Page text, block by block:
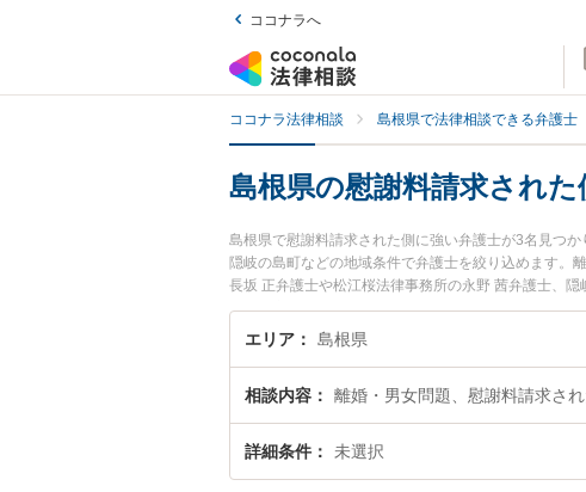
ココナラへ
ココナラ法律相談 島根県で法律相談できる弁護士
島根県の慰謝料請求され
島根県で慰謝料請求された側に強い弁護士が3名見つ
隠岐の島町などの地域条件で弁護士を絞り込めます。
長坂 正弁護士や松江桜法律事務所の永野 茜弁護士、
土日や夜間に発生した慰謝料請求された側のトラブル
無料で慰謝料請求された側を法律相談できる島根県内
エリア 島根県
相談内容 離婚・男女問題、慰謝料請求さ
詳細条件 未選択